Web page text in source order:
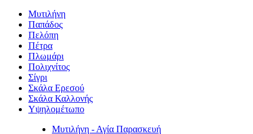
Μυτιλήνη
Παπάδος
Πελόπη
Πέτρα
Πλωμάρι
Πολιχνίτος
Σίγρι
Σκάλα Ερεσού
Σκάλα Καλλονής
Υψηλομέτωπο
Μυτιλήνη - Αγία Παρασκευή